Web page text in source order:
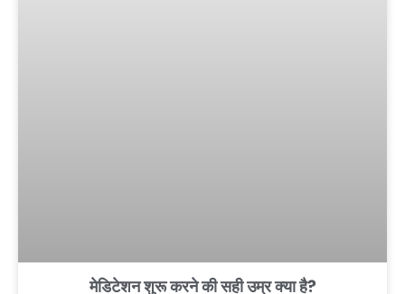
मेडिटेशन शुरू करने की सही उम्र क्या है?